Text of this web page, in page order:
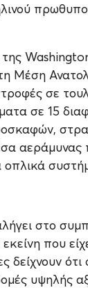
Μέση
σε
σε 15
οπλικά
στο
που
ότι
υψηλής